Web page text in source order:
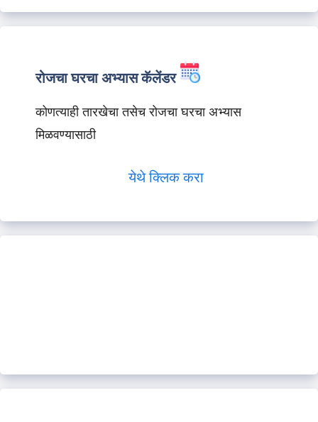
रोजचा घरचा अभ्यास कॅलेंडर
कोणत्याही तारखेचा तसेच रोजचा घरचा अभ्यास
मिळवण्यासाठी
येथे क्लिक करा